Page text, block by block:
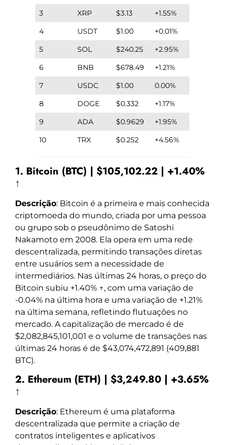
3 XRP $3.13
+1.55%
4
USDT $1.00
+0.01%
5
SOL $240.25
+2.95%
6
BNB $678.49
+1.21%
7
USDC $1.00
0.00%
8
DOGE $0.332
+1.17%
9
ADA $0.9629
+1.95%
10
TRX $0.252 +4.56%
1. Bitcoin (BTC) | $105,102.22 | +1.40%
↑
Descrição: Bitcoin é a primeira e mais conhecida
criptomoeda do mundo, criada por uma pessoa
ou grupo sob o pseudônimo de Satoshi
Nakamoto em 2008. Ela opera em uma rede
descentralizada, permitindo transações diretas
entre usuários sem a necessidade de
intermediários. Nas últimas 24 horas, o preço do
Bitcoin subiu +1.40% ↑, com uma variação de
-0.04% na última hora e uma variação de +1.21%
na última semana, refletindo flutuações no
mercado. A capitalização de mercado é de
$2,082,845,101,001 e o volume de transações nas
últimas 24 horas é de $43,074,472,891 (409,881
BTC).
2. Ethereum (ETH) | $3,249.80 | +3.65%
↑
Descrição: Ethereum é uma plataforma
descentralizada que permite a criação de
contratos inteligentes e aplicativos